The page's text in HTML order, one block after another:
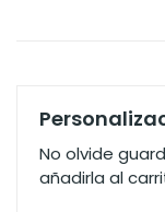
No olvide
añadirla al